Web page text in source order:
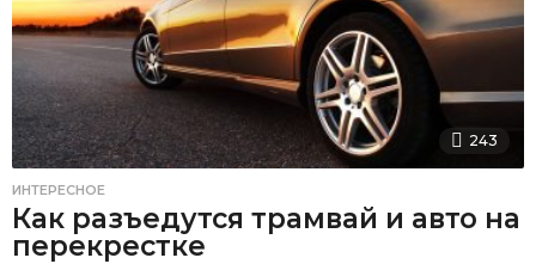
243
ИНТЕРЕСНОЕ
Как разъедутся трамвай и авто на
перекрестке